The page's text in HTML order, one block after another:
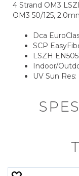
4 Strand OM3
OM3 50/125,
Dca
SCP
LSZH
Indoor/
UV Sun Res: